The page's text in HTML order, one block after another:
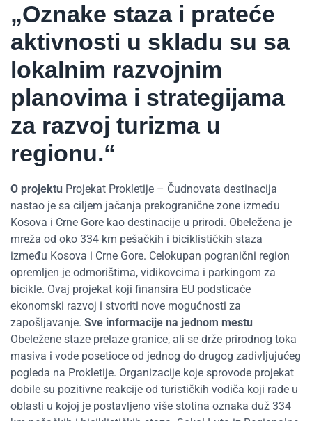
„Oznake staza i prateće
aktivnosti u skladu su sa
lokalnim razvojnim
planovima i strategijama
za razvoj turizma u
regionu.“
O projektu Projekat Prokletije – Čudnovata destinacija
nastao je sa ciljem jačanja prekogranične zone između
Kosova i Crne Gore kao destinacije u prirodi. Obeležena je
mreža od oko 334 km pešačkih i biciklističkih staza
između Kosova i Crne Gore. Celokupan pogranični region
opremljen je odmorištima, vidikovcima i parkingom za
bicikle. Ovaj projekat koji finansira EU podsticaće
ekonomski razvoj i stvoriti nove mogućnosti za
zapošljavanje. Sve informacije na jednom mestu
Obeležene staze prelaze granice, ali se drže prirodnog toka
masiva i vode posetioce od jednog do drugog zadivljujućeg
pogleda na Prokletije. Organizacije koje sprovode projekat
dobile su pozitivne reakcije od turističkih vodiča koji rade u
oblasti u kojoj je postavljeno više stotina oznaka duž 334